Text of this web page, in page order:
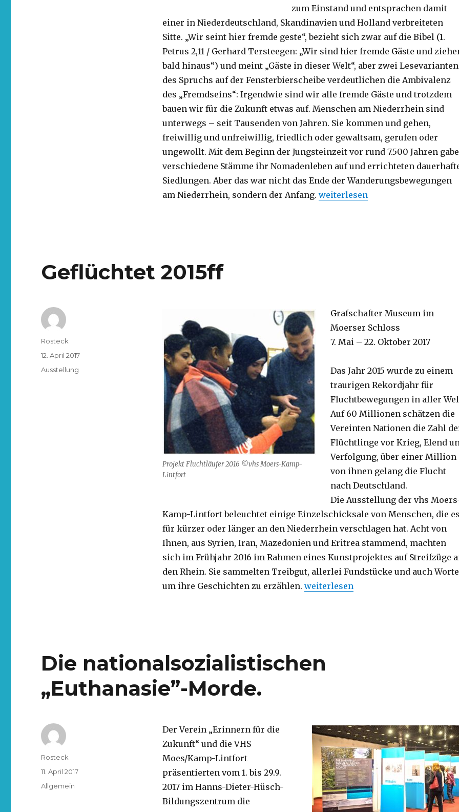
zum Einstand und entsprachen damit
einer in Niederdeutschland, Skandinavien und Holland verbreiteten
Sitte. „Wir seint hier fremde geste“, bezieht sich zwar auf die Bibel (1.
Petrus 2,11 / Gerhard Tersteegen: „Wir sind hier fremde Gäste und
bald hinaus“) und meint „Gäste in dieser Welt“, aber zwei Lesevarianten
des Spruchs auf der Fensterbierscheibe verdeutlichen die Ambivalenz
des „Fremdseins“: Irgendwie sind wir alle fremde Gäste und trotzdem
bauen wir für die Zukunft etwas auf. Menschen am Niederrhein sind
unterwegs – seit Tausenden von Jahren. Sie kommen und gehen,
freiwillig und unfreiwillig, friedlich oder gewaltsam, gerufen oder
ungewollt. Mit dem Beginn der Jungsteinzeit vor rund 7.500 Jahren
verschiedene Stämme ihr Nomadenleben auf und errichteten
Siedlungen. Aber das war nicht das Ende der Wanderungsbewegungen
am Niederrhein, sondern der Anfang. weiterlesen
Geflüchtet 2015ff
Projekt Fluchtläufer 2016 ©vhs Moers-Kamp-
Lintfort
Grafschafter Museum im
Moerser Schloss
7. Mai – 22. Oktober 2017
Das Jahr 2015 wurde zu einem
traurigen Rekordjahr für
Fluchtbewegungen in aller
Auf 60 Millionen schätzen die
Vereinten Nationen die Zahl
Flüchtlinge vor Krieg, Elend
Verfolgung, über einer Million
von ihnen gelang die Flucht
nach Deutschland.
Die Ausstellung der vhs
Kamp-Lintfort beleuchtet einige Einzelschicksale von Menschen, die
für kürzer oder länger an den Niederrhein verschlagen hat. Acht von
Ihnen, aus Syrien, Iran, Mazedonien und Eritrea stammend, machten
sich im Frühjahr 2016 im Rahmen eines Kunstprojektes auf Streifzüge
den Rhein. Sie sammelten Treibgut, allerlei Fundstücke und auch
um ihre Geschichten zu erzählen. weiterlesen
Rosteck
12. April 2017
Ausstellung
Die nationalsozialistischen
„Euthanasie”-Morde.
Der Verein „Erinnern für die
Zukunft“ und die VHS
Moes/Kamp-Lintfort
präsentierten vom 1. bis 29.9.
2017 im Hanns-Dieter-Hüsch-
Bildungszentrum die
Rosteck
11. April 2017
Allgemein